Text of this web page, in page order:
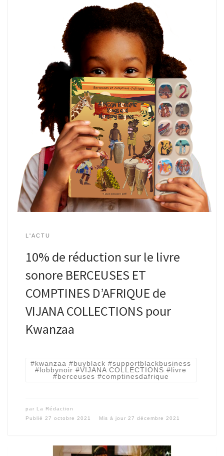
L'ACTU
10% de réduction sur le livre
sonore BERCEUSES ET
COMPTINES D’AFRIQUE de
VIJANA COLLECTIONS pour
Kwanzaa
#kwanzaa #buyblack #supportblackbusiness
#lobbynoir #VIJANA COLLECTIONS #livre
#berceuses #comptinesdafrique
par La Rédaction
Publié 27 octobre 2021 Mis à jour 27 décembre 2021